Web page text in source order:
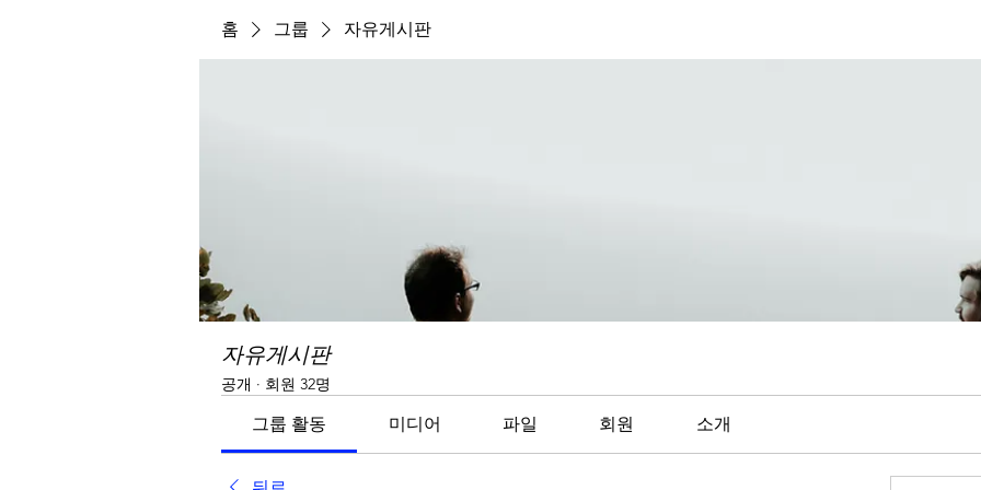
홈 그룹 자유게시판
자유게시판
공개 · 회원 32명
그룹 활동 미디어 파일 회원 소개